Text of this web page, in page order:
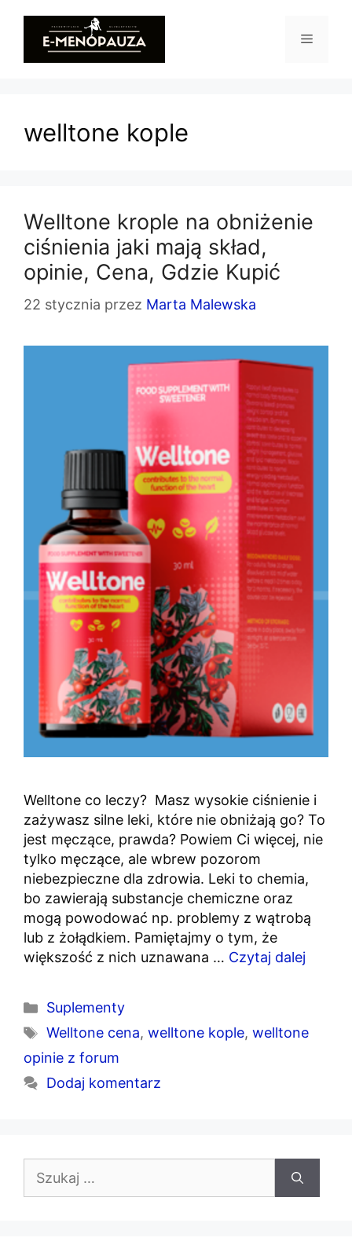
Menu
welltone kople
Welltone krople na obniżenie
ciśnienia jaki mają skład,
opinie, Cena, Gdzie Kupić
22 stycznia przez Marta Malewska
Welltone co leczy? Masz wysokie ciśnienie i
zażywasz silne leki, które nie obniżają go? To
jest męczące, prawda? Powiem Ci więcej, nie
tylko męczące, ale wbrew pozorom
niebezpieczne dla zdrowia. Leki to chemia,
bo zawierają substancje chemiczne oraz
mogą powodować np. problemy z wątrobą
lub z żołądkiem. Pamiętajmy o tym, że
większość z nich uznawana … Czytaj dalej
Kategorie
Suplementy
Tagi
Welltone cena, welltone kople, welltone
opinie z forum
Dodaj komentarz